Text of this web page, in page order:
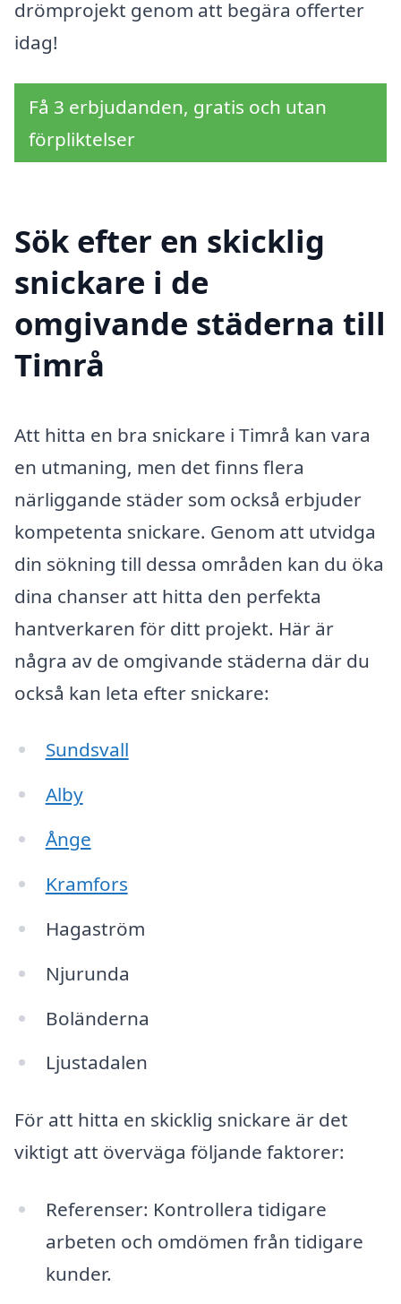
drömprojekt genom att begära offerter
idag!
Få 3 erbjudanden, gratis och utan
förpliktelser
Sök efter en skicklig
snickare i de
omgivande städerna till
Timrå
Att hitta en bra snickare i Timrå kan vara
en utmaning, men det finns flera
närliggande städer som också erbjuder
kompetenta snickare. Genom att utvidga
din sökning till dessa områden kan du öka
dina chanser att hitta den perfekta
hantverkaren för ditt projekt. Här är
några av de omgivande städerna där du
också kan leta efter snickare:
Sundsvall
Alby
Ånge
Kramfors
Hagaström
Njurunda
Boländerna
Ljustadalen
För att hitta en skicklig snickare är det
viktigt att överväga följande faktorer:
Referenser: Kontrollera tidigare
arbeten och omdömen från tidigare
kunder.